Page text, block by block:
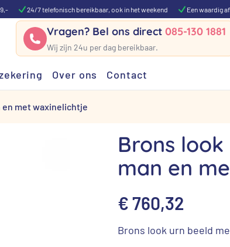
24/7 telefonisch bereikbaar, ook in het weekend Een waardig
Vragen? Bel ons direct085-130 1881
Wij zijn 24u per dag bereikbaar.
Over ons Contact
en met waxinelichtje
Brons
man en
€760,32
Brons look urn beeld